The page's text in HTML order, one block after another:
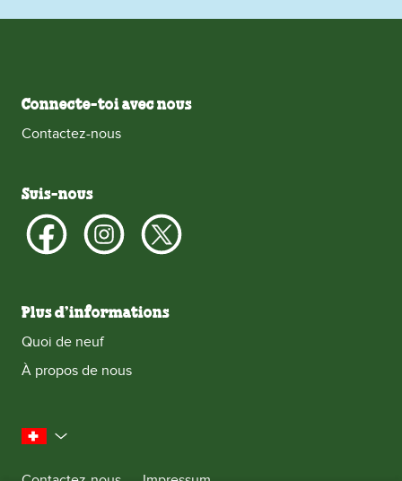
Connecte-toi avec nous
Contactez-nous
Suis-nous
Plus d’informations
Quoi de neuf
À propos de nous
la Suisse